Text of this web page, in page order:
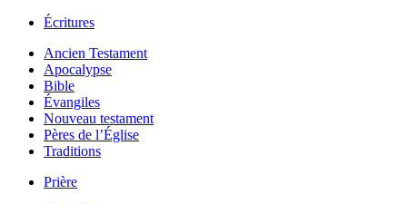
Écritures
Ancien Testament
Apocalypse
Bible
Évangiles
Nouveau testament
Pères de l’Église
Traditions
Prière